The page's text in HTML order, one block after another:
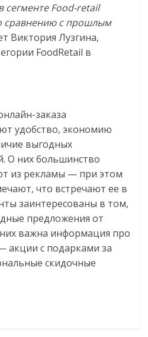
сегменте Food-retail
сравнению с прошлым
Виктория Лузгина,
FoodRetail в
заказа
удобство, экономию
выгодных
О них большинство
из рекламы — при этом
что встречают ее в
заинтересованы в том,
предложения от
них важна информация про
акции с подарками за
скидочные